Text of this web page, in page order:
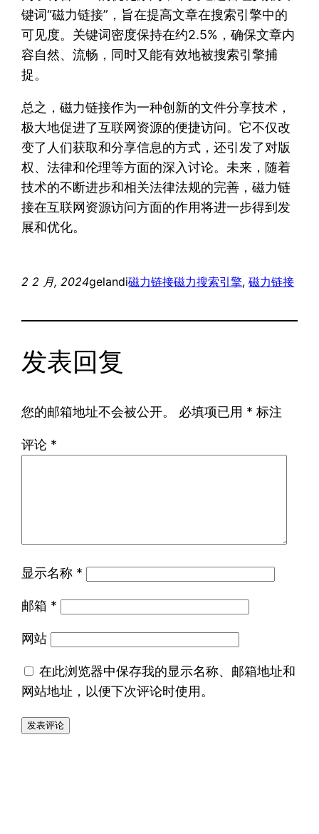
键词“磁力链接”，旨在提高文章在搜索引擎中的
可见度。关键词密度保持在约2.5%，确保文章内
容自然、流畅，同时又能有效地被搜索引擎捕
捉。
总之，磁力链接作为一种创新的文件分享技术，
极大地促进了互联网资源的便捷访问。它不仅改
变了人们获取和分享信息的方式，还引发了对版
权、法律和伦理等方面的深入讨论。未来，随着
技术的不断进步和相关法律法规的完善，磁力链
接在互联网资源访问方面的作用将进一步得到发
展和优化。
2 2 月, 2024gelandi磁力链接磁力搜索引擎, 磁力链接
发表回复
您的邮箱地址不会被公开。 必填项已用 * 标注
评论 *
显示名称 *
邮箱 *
网站
在此浏览器中保存我的显示名称、邮箱地址和
网站地址，以便下次评论时使用。